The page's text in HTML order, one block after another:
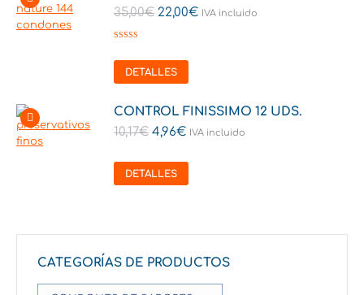
35,00€ 22,00€ IVA incluido
DETALLES
CONTROL FINISSIMO 12 UDS.
10,17€ 4,96€ IVA incluido
DETALLES
CATEGORÍAS DE PRODUCTOS